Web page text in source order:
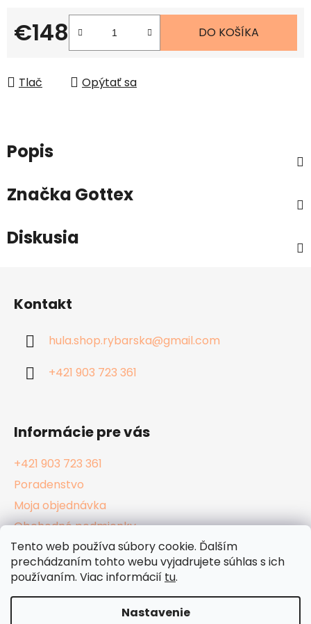
Tento web používa súbory cookie. Ďalším
prechádzaním tohto webu vyjadrujete súhlas s ich
používaním. Viac informácií tu.
Nastavenie
€148
Jednotková cena:
DO KOŠÍKA
Tlač Opýtať sa
Popis
Značka Gottex
Diskusia
Kontakt
hula.shop.rybarska@gmail.com
+421 903 723 361
Informácie pre vás
+421 903 723 361
Poradenstvo
Moja objednávka
Obchodné podmienky
Reklamačný poriadok
Podmienky ochrany osobných údajov